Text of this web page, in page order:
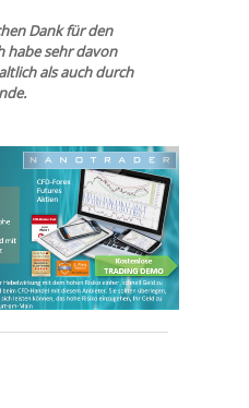
Dank für den
habe sehr davon
als auch durch